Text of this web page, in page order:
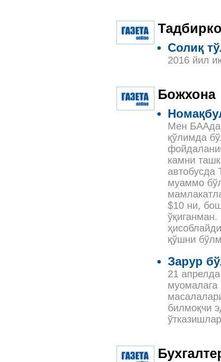
Солиқ
2016 йил
Божхона
Мен БААда
қўлимда
камни
автобусда
муаммо
$10 ни,
қўшни
Зарур
21
муомалага
билмоқчи